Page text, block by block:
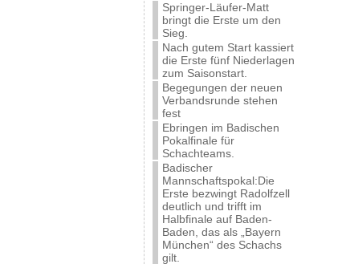
Springer-Läufer-Matt
bringt die Erste um den
Sieg.
Nach gutem Start kassiert
die Erste fünf Niederlagen
zum Saisonstart.
Begegungen der neuen
Verbandsrunde stehen
fest
Ebringen im Badischen
Pokalfinale für
Schachteams.
Badischer
Mannschaftspokal:Die
Erste bezwingt Radolfzell
deutlich und trifft im
Halbfinale auf Baden-
Baden, das als „Bayern
München“ des Schachs
gilt.